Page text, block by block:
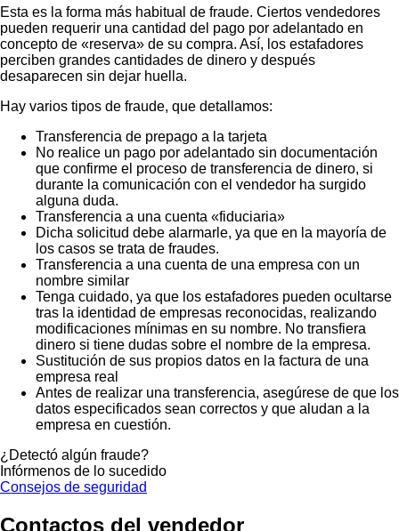
Esta es la forma más habitual de fraude. Ciertos vendedores
pueden requerir una cantidad del pago por adelantado en
concepto de «reserva» de su compra. Así, los estafadores
perciben grandes cantidades de dinero y después
desaparecen sin dejar huella.
Hay varios tipos de fraude, que detallamos:
Transferencia de prepago a la tarjeta
No realice un pago por adelantado sin documentación
que confirme el proceso de transferencia de dinero, si
durante la comunicación con el vendedor ha surgido
alguna duda.
Transferencia a una cuenta «fiduciaria»
Dicha solicitud debe alarmarle, ya que en la mayoría de
los casos se trata de fraudes.
Transferencia a una cuenta de una empresa con un
nombre similar
Tenga cuidado, ya que los estafadores pueden ocultarse
tras la identidad de empresas reconocidas, realizando
modificaciones mínimas en su nombre. No transfiera
dinero si tiene dudas sobre el nombre de la empresa.
Sustitución de sus propios datos en la factura de una
empresa real
Antes de realizar una transferencia, asegúrese de que los
datos especificados sean correctos y que aludan a la
empresa en cuestión.
¿Detectó algún fraude?
Infórmenos de lo sucedido
Consejos de seguridad
Contactos del vendedor